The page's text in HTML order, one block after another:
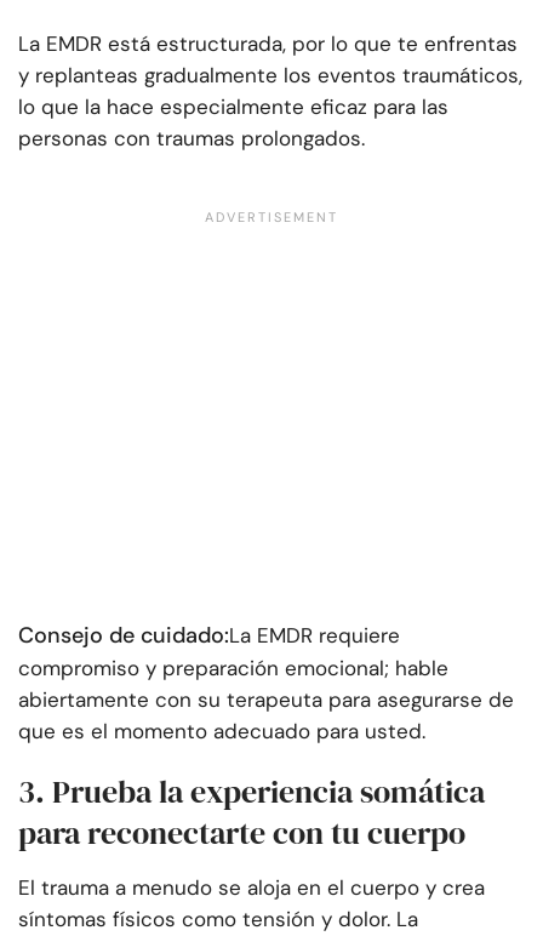
La EMDR está estructurada, por lo que te enfrentas
y replanteas gradualmente los eventos traumáticos,
lo que la hace especialmente eficaz para las
personas con traumas prolongados.
Consejo de cuidado:La EMDR requiere
compromiso y preparación emocional; hable
abiertamente con su terapeuta para asegurarse de
que es el momento adecuado para usted.
3. Prueba la experiencia somática
para reconectarte con tu cuerpo
El trauma a menudo se aloja en el cuerpo y crea
síntomas físicos como tensión y dolor. La